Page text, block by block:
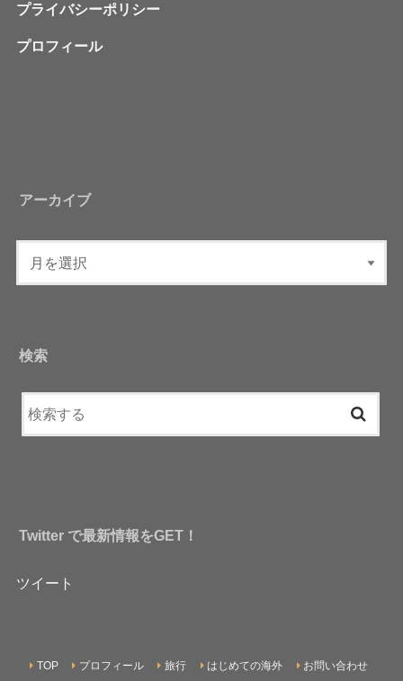
プライバシーポリシー
プロフィール
アーカイブ
検索
Twitter で最新情報をGET！
ツイート
TOP プロフィール 旅行 はじめての海外 お問い合わせ